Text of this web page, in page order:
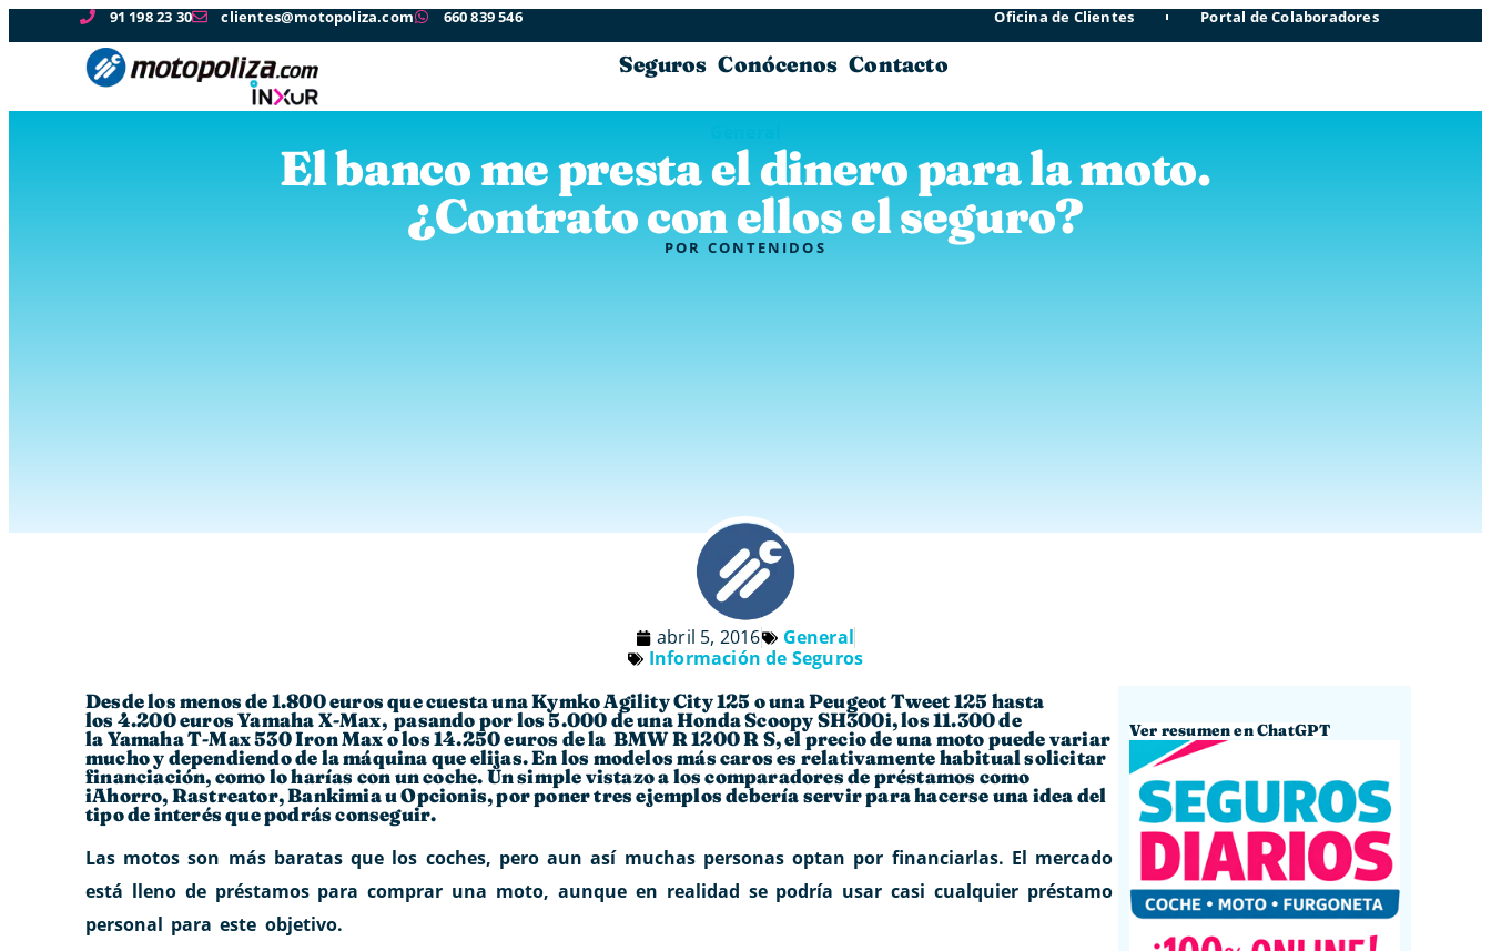
91 198 23 30 clientes@motopoliza.com 660 839 546 Oficina de Clientes Portal de Colaboradores
Seguros Conócenos Contacto
El banco me presta el dinero para la moto.
¿Contrato con ellos el seguro?
POR CONTENIDOS
abril 5, 2016
General
Información de Seguros
Desde los menos de 1.800 euros que cuesta una Kymko Agility City 125 o una Peugeot Tweet 125 hasta
los 4.200 euros Yamaha X-Max, pasando por los 5.000 de una Honda Scoopy SH300i, los 11.300 de
la Yamaha T-Max 530 Iron Max o los 14.250 euros de la BMW R 1200 R S, el precio de una moto puede variar
mucho y dependiendo de la máquina que elijas. En los modelos más caros es relativamente habitual solicitar
financiación, como lo harías con un coche. Un simple vistazo a los comparadores de préstamos como
iAhorro, Rastreator, Bankimia u Opcionis, por poner tres ejemplos debería servir para hacerse una idea del
tipo de interés que podrás conseguir.
Las motos son más baratas que los coches, pero aun así muchas personas optan por financiarlas. El mercado
está lleno de préstamos para comprar una moto, aunque en realidad se podría usar casi cualquier préstamo
personal para este objetivo.
Ver resumen en ChatGPT